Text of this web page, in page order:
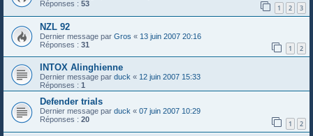
Réponses : 53 1 2 3
NZL 92
Dernier message par Gros « 13 juin 2007 20:16
Réponses : 31 1 2
INTOX Alinghienne
Dernier message par duck « 12 juin 2007 15:33
Réponses : 1
Defender trials
Dernier message par duck « 07 juin 2007 10:29
Réponses : 20 1 2